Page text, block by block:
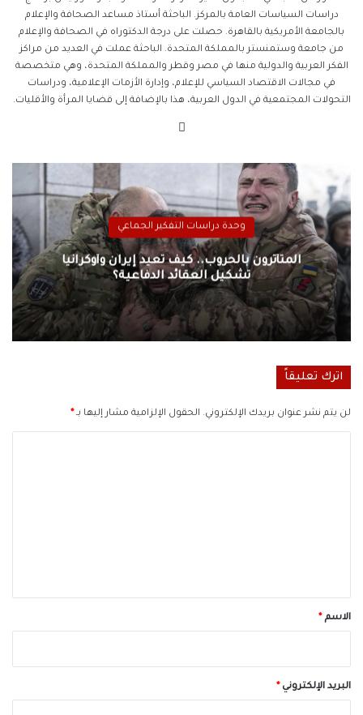
دراسات السياسات العامة بالمركز. الباحثة أستاذ مساعد الصحافة والإعلام
بالجامعة الأمريكية بالقاهرة. حصلت على درجة الدكتوراه في الصحافة والإعلام
من جامعة وستمنستر بالمملكة المتحدة. الباحثة عملت في العديد من مراكز
الفكر العربية والدولية منها في مصر وقطر والمملكة المتحدة، وهي متخصصة
في مجالات الاقتصاد السياسي للإعلام، وإدارة الأزمات الإعلامية، ودراسات
التحولات المجتمعية في الدول العربية، هذا بالإضافة إلى قضايا المرأة والأقليات.
وحدة دراسات التفكير الجماعي
المتأثرون بالحروب.. كيف تعيد إيران وأوكرانيا
تشكيل العقائد الدفاعية؟
اترك تعليقاً
لن يتم نشر عنوان بريدك الإلكتروني. الحقول الإلزامية مشار إليها بـ*
*الاسم*
البريد الإلكتروني*